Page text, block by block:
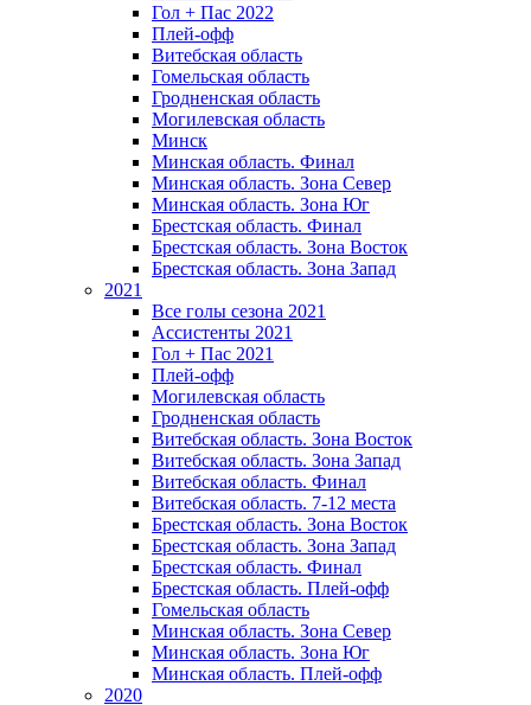
Гол + Пас 2022
Плей-офф
Витебская область
Гомельская область
Гродненская область
Могилевская область
Минск
Mинская область. Финал
Минская область. Зона Север
Минская область. Зона Юг
Брестская область. Финал
Брестская область. Зона Восток
Брестская область. Зона Запад
2021
Все голы сезона 2021
Ассистенты 2021
Гол + Пас 2021
Плей-офф
Могилевская область
Гродненская область
Витебская область. Зона Восток
Витебская область. Зона Запад
Витебская область. Финал
Витебская область. 7-12 места
Брестская область. Зона Восток
Брестская область. Зона Запад
Брестская область. Финал
Брестская область. Плей-офф
Гомельская область
Минская область. Зона Север
Минская область. Зона Юг
Минская область. Плей-офф
2020